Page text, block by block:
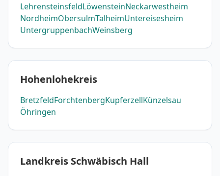
LehrensteinsfeldLöwensteinNeckarwestheim
NordheimObersulmTalheimUntereisesheim
UntergruppenbachWeinsberg
Hohenlohekreis
BretzfeldForchtenbergKupferzellKünzelsau
Öhringen
Landkreis Schwäbisch Hall